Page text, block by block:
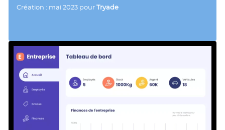
Création : mai 2023 pourTryade